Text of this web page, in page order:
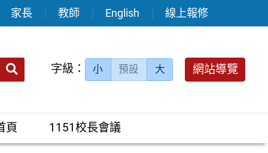
家長 教師 English 線上報修
送出 字級： 小 預設 大 網站導覽
頁 1151校長會議